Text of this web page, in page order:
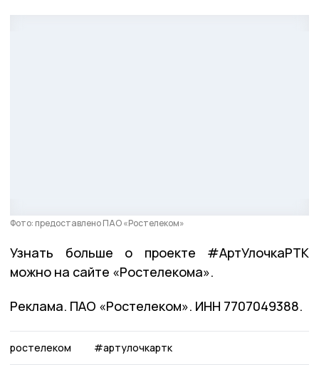
Фото: предоставлено ПАО «Ростелеком»
Узнать больше о проекте #АртУлочкаРТК
можно на сайте «Ростелекома».
Реклама. ПАО «Ростелеком». ИНН 7707049388.
ростелеком #артулочкартк